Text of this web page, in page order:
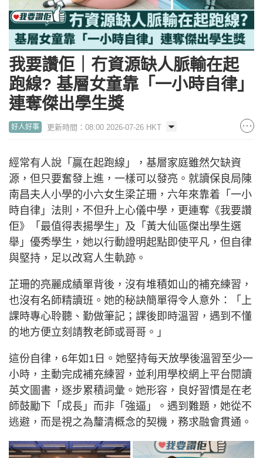
我要讚佢｜冇資源缺人脈輸在起
跑線? 基層女童靠「一小時自律」
連奪傑出學生獎
好人好事 更新時間：08:00 2026-07-26 HKT
經常有人說「贏在起跑線」，基層家庭雖然欠缺資
源，但只要奮發上進，一樣可以發亮。就讀保良局陳
南昌夫人小學的小六女生梁芷珊，六年來靠着「一小
時自律」法則，不但升上心儀中學，更連奪《我要讚
佢》「最值得表揚學生」及「黃大仙區傑出學生選
舉」優秀學生，她以行動證明起點即使平凡，但自律
與堅持，足以改寫人生軌跡。
芷珊的亮麗成績單背後，沒有堆積如山的補充練習，
也沒有名師精讀班。她的秘訣簡單得令人意外：「上
課時專心聆聽、勤做筆記；課後即時溫習，遇到不懂
的地方便立刻請教老師或哥哥。」
這份自律，6年如1日。她堅持每天放學後溫習至少一
小時，主動完成補充練習，並利用學校網上平台閱讀
英文圖書，逐步累積詞彙。她形容，良好習慣是在老
師鼓勵下「成長」而非「強逼」。遇到難題，她從不
逃避，而是視之為釐清概念的契機，務求融會貫通。